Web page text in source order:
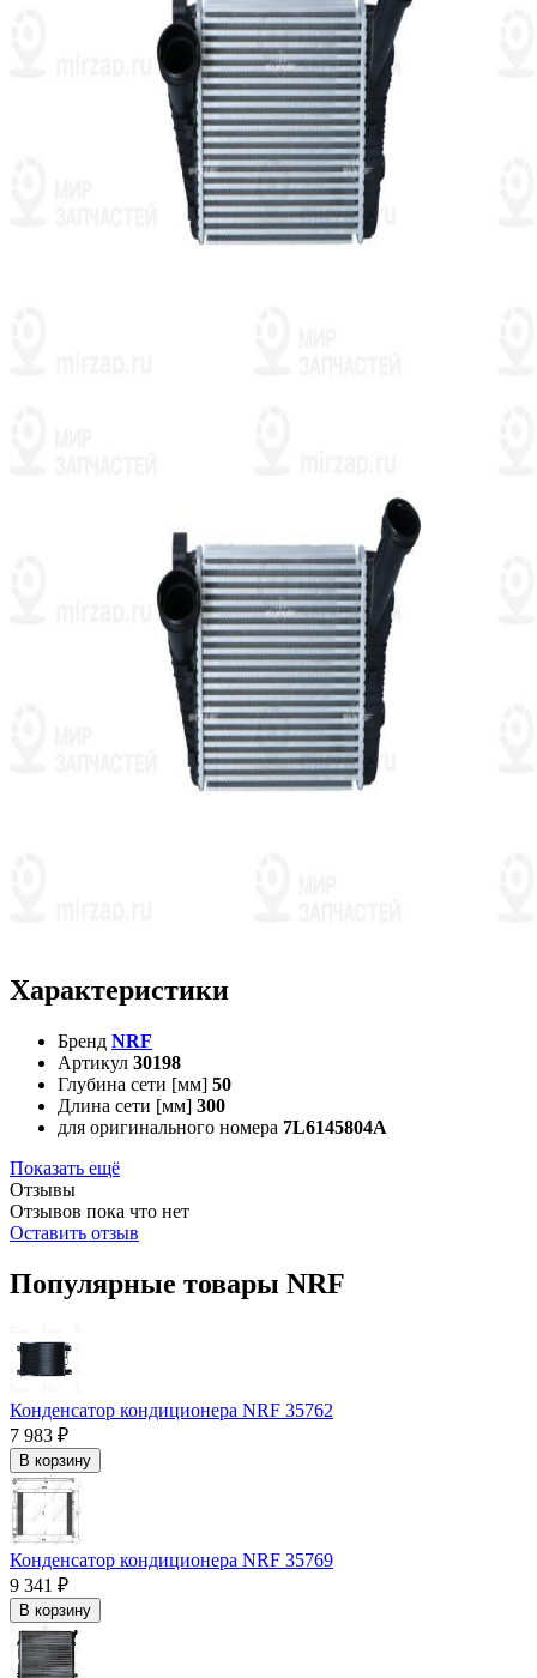
Характеристики
Бренд NRF
Артикул 30198
Глубина сети [мм] 50
Длина сети [мм] 300
для оригинального номера 7L6145804A
Показать ещё
Отзывы
Отзывов пока что нет
Оставить отзыв
Популярные товары NRF
Конденсатор кондиционера NRF 35762
7 983 ₽
В корзину
Конденсатор кондиционера NRF 35769
9 341 ₽
В корзину